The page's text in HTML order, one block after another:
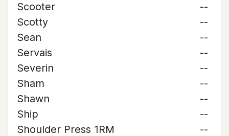
Scooter
--
Scotty
--
Sean
--
Servais
--
Severin
--
Sham
--
Shawn
--
Ship
--
Shoulder Press 1RM
--